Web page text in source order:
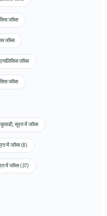
जॉब्स
जॉब्स
जॉब्स
जॉब्स
सूरत में जॉब्स
में जॉब्स (8)
में जॉब्स (37)